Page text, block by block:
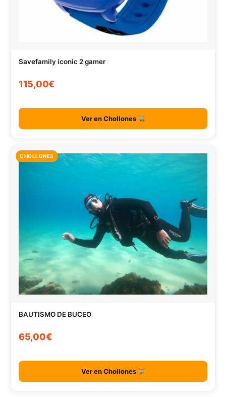
Savefamily iconic 2 gamer
115,00€
Ver en Chollones
CHOLLONES
BAUTISMO DE BUCEO
65,00€
Ver en Chollones